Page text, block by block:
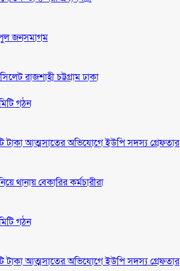
জনসমাগম
সিলেটরাজশাহীচট্টগ্রামঢাকা
গঠন
টাকা আত্মসাতের অভিযোগে ইউপি সদস্য গ্রেফতার
থানায় বেকারির কর্মচারীরা
গঠন
টাকা আত্মসাতের অভিযোগে ইউপি সদস্য গ্রেফতার